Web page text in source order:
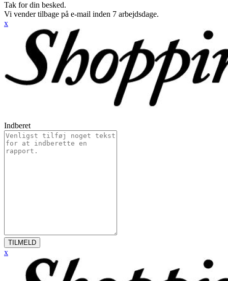
Tak for din besked.
Vi vender tilbage på e-mail inden 7 arbejdsdage.
x
Indberet
TILMELD
x